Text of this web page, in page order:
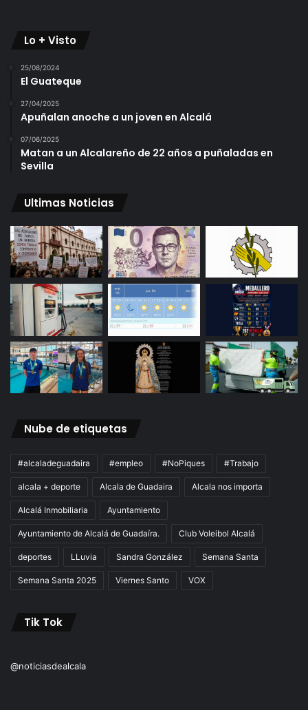
Lo + Visto
25/08/2024
El Guateque
27/04/2025
Apuñalan anoche a un joven en Alcalá
07/06/2025
Matan a un Alcalareño de 22 años a puñaladas en
Sevilla
Ultimas Noticias
Nube de etiquetas
#alcaladeguadaira #empleo #NoPiques #Trabajo
alcala + deporte Alcala de Guadaira Alcala nos importa
Alcalá Inmobiliaria Ayuntamiento
Ayuntamiento de Alcalá de Guadaíra. Club Voleibol Alcalá
deportes LLuvia Sandra González Semana Santa
Semana Santa 2025 Viernes Santo VOX
Tik Tok
@noticiasdealcala